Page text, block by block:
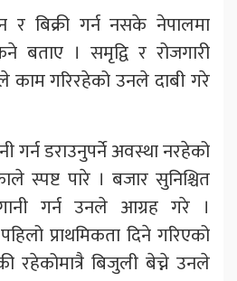
र बिक्री गर्न नसके नेपालमा
बताए । समृद्वि र रोजगारी
काम गरिरहेको उनले दाबी गरे
गर्न डराउनुपर्ने अवस्था नरहेको
स्पष्ट पारे । बजार सुनिश्चित
गर्न उनले आग्रह गरे ।
प्राथमिकता दिने गरिएको
रहेकोमात्रै बिजुली बेच्ने उनले